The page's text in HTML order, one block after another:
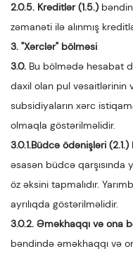
2.0.5. Kreditlər (1.5.)
zəmanəti ilə alınmış
3. "Xərclər" bölməsi
3.0. Bu bölmədə hesabat
daxil olan pul vəsaitlərinin
subsidiyaların xərc
olmaqla göstərilməlidir.
3.0.1.Büdcə ödənişləri (2.1.)
əsasən büdcə qarşısında
öz əksini tapmalıdır.
ayrılıqda göstərilməlidir.
3.0.2. Əməkhaqqı və ona
bəndində əməkhaqqı və